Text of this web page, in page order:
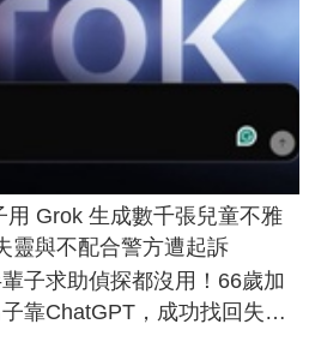
Grok 生成數千張兒童不雅
靈與不配合警方遭起訴
子求助偵探都沒用！66歲加
靠ChatGPT，成功找回失散